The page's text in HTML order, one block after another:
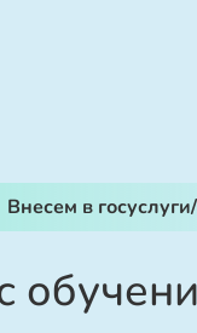
Внесем в